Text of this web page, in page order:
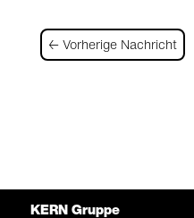
←Vorherige Nachricht
KERN Gruppe